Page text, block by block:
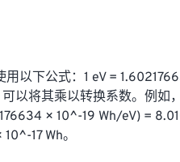
以下公式：1 eV =
以将其乘以转换系数。例如
× 10^-19 Wh/eV) =
17 Wh。